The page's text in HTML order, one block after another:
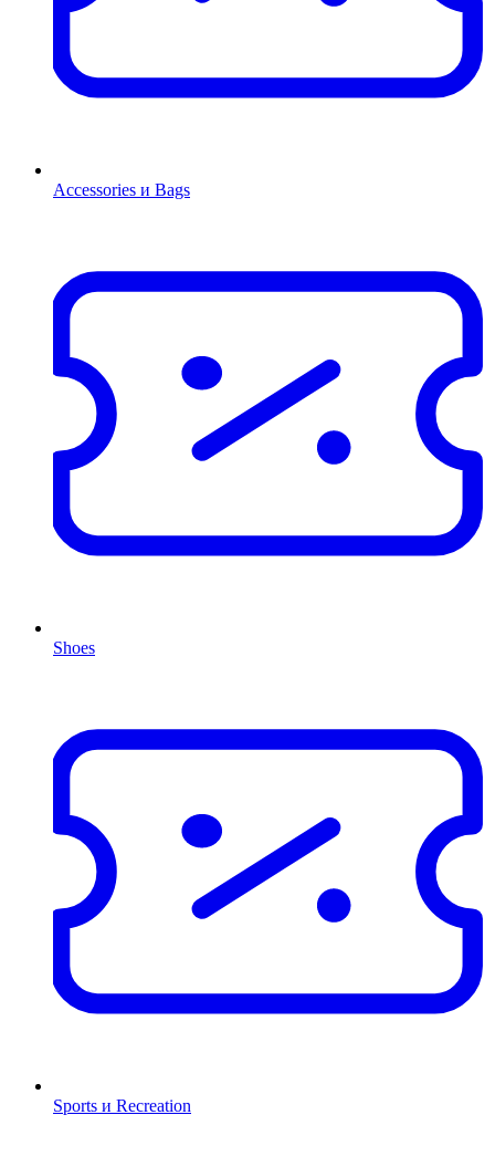
Accessories и Bags
Shoes
Sports и Recreation